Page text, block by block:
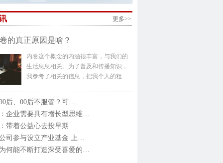
更多>>
的真正原因是啥？
内卷这个概念的内涵很丰富，与我们的
生活息息相关。为了普及和传播知识，
我参考了相关的信息，把我个人的粗…
后、00后不服管？可…
企业需要具有增长型思维…
带着公益心去投早期
司参与设立产业基金 上…
何能不断打造深受喜爱的…